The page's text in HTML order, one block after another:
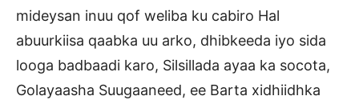
mideysan inuu qof weliba ku cabiro Hal
abuurkiisa qaabka uu arko, dhibkeeda iyo sida
looga badbaadi karo, Silsillada ayaa ka socota,
Golayaasha Suugaaneed, ee Barta xidhiidhka